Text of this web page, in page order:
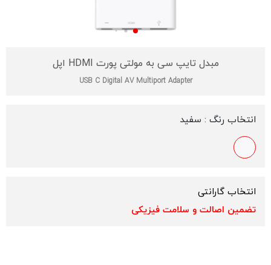
مبدل تایپ سی به مولتی پورت HDMI اپل
USB C Digital AV Multiport Adapter
انتخاب رنگ : سفید
انتخاب گارانتی
تضمین اصالت و سلامت فیزیکی